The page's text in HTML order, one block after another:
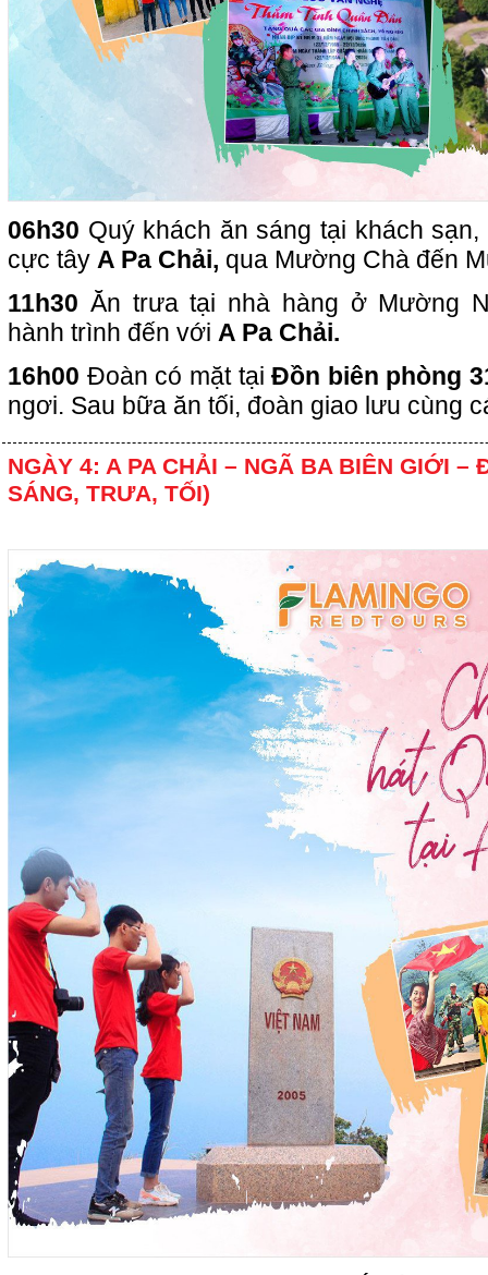
06h30 Quý khách ăn sáng tại khách
cực tây A Pa Chải, qua Mường Chà đến
11h30 Ăn trưa tại nhà hàng ở Mường
hành trình đến với A Pa Chải.
16h00 Đoàn có mặt tạiĐồn biên phòng
ngơi. Sau bữa ăn tối, đoàn giao lưu cùng
NGÀY 4: A PA CHẢI – NGÃ BA BIÊN GIỚI –
SÁNG, TRƯA, TỐI)